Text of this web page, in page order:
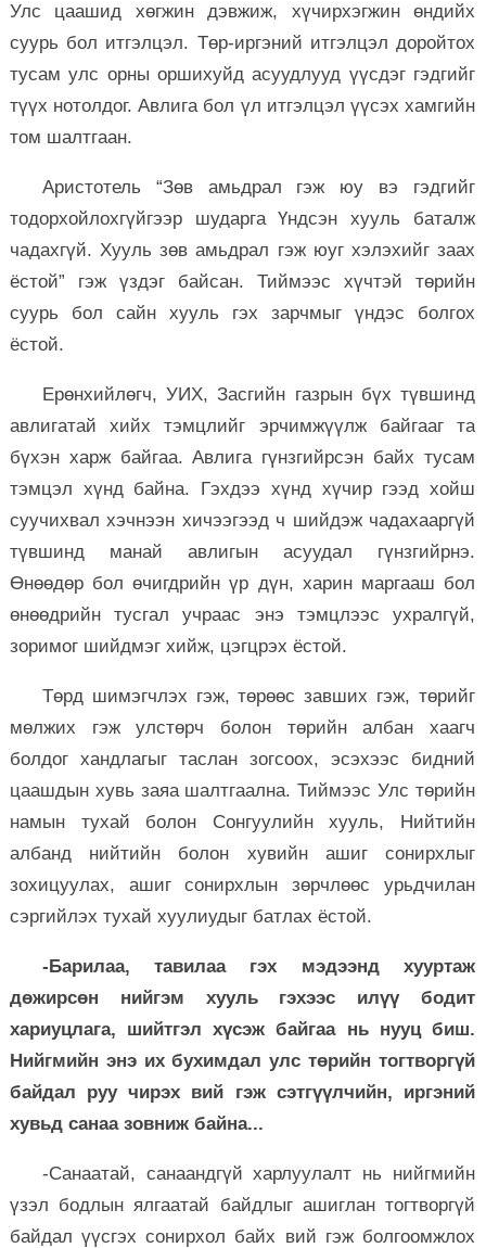
Улс цаашид хөгжин дэвжиж, хүчирхэгжин өндийх
суурь бол итгэлцэл. Төр-иргэний итгэлцэл доройтох
тусам улс орны оршихуйд асуудлууд үүсдэг гэдгийг
түүх нотолдог. Авлига бол үл итгэлцэл үүсэх хамгийн
том шалтгаан.
Аристотель “Зөв амьдрал гэж юу вэ гэдгийг
тодорхойлохгүйгээр шударга Үндсэн хууль баталж
чадахгүй. Хууль зөв амьдрал гэж юуг хэлэхийг заах
ёстой” гэж үздэг байсан. Тиймээс хүчтэй төрийн
суурь бол сайн хууль гэх зарчмыг үндэс болгох
ёстой.
Ерөнхийлөгч, УИХ, Засгийн газрын бүх түвшинд
авлигатай хийх тэмцлийг эрчимжүүлж байгааг та
бүхэн харж байгаа. Авлига гүнзгийрсэн байх тусам
тэмцэл хүнд байна. Гэхдээ хүнд хүчир гээд хойш
суучихвал хэчнээн хичээгээд ч шийдэж чадахааргүй
түвшинд манай авлигын асуудал гүнзгийрнэ.
Өнөөдөр бол өчигдрийн үр дүн, харин маргааш бол
өнөөдрийн тусгал учраас энэ тэмцлээс ухралгүй,
зоримог шийдмэг хийж, цэгцрэх ёстой.
Төрд шимэгчлэх гэж, төрөөс завших гэж, төрийг
мөлжих гэж улстөрч болон төрийн албан хаагч
болдог хандлагыг таслан зогсоох, эсэхээс бидний
цаашдын хувь заяа шалтгаална. Тиймээс Улс төрийн
намын тухай болон Сонгуулийн хууль, Нийтийн
албанд нийтийн болон хувийн ашиг сонирхлыг
зохицуулах, ашиг сонирхлын зөрчлөөс урьдчилан
сэргийлэх тухай хуулиудыг батлах ёстой.
-Барилаа, тавилаа гэх мэдээнд хууртаж
дөжирсөн нийгэм хууль гэхээс илүү бодит
хариуцлага, шийтгэл хүсэж байгаа нь нууц биш.
Нийгмийн энэ их бухимдал улс төрийн тогтворгүй
байдал руу чирэх вий гэж сэтгүүлчийн, иргэний
хувьд санаа зовниж байна...
-Санаатай, санаандгүй харлуулалт нь нийгмийн
үзэл бодлын ялгаатай байдлыг ашиглан тогтворгүй
байдал үүсгэх сонирхол байх вий гэж болгоомжлох